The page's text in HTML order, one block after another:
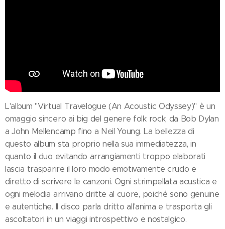
L'album "Virtual Travelogue (An Acoustic Odyssey)" è un
omaggio sincero ai big del genere folk rock, da Bob Dylan
a John Mellencamp fino a Neil Young. La bellezza di
questo album sta proprio nella sua immediatezza, in
quanto il duo evitando arrangiamenti troppo elaborati
lascia trasparire il loro modo emotivamente crudo e
diretto di scrivere le canzoni. Ogni strimpellata acustica e
ogni melodia arrivano dritte al cuore, poiché sono genuine
e autentiche. Il disco parla dritto all'anima e trasporta gli
ascoltatori in un viaggi introspettivo e nostalgico.